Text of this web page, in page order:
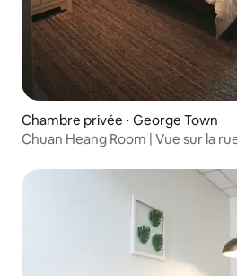
Chambre privée ⋅ George Town
Chuan Heang Room | Vue sur la